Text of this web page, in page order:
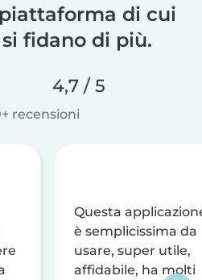
di cui
fidano di più.
4,7 / 5
recensioni
Questa
è semplicissima da
usare, super utile,
affidabile, ha molti